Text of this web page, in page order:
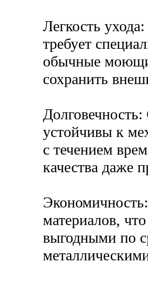
Легкость
требует
обычные
сохранить
устойчивы к
с течением
качества даже
материалов,
выгодными по